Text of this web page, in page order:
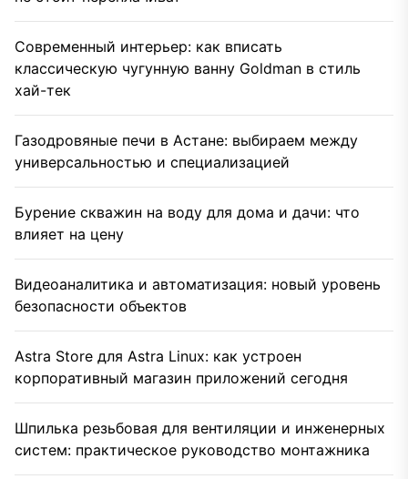
Современный интерьер: как вписать
классическую чугунную ванну Goldman в стиль
хай-тек
Газодровяные печи в Астане: выбираем между
универсальностью и специализацией
Бурение скважин на воду для дома и дачи: что
влияет на цену
Видеоаналитика и автоматизация: новый уровень
безопасности объектов
Astra Store для Astra Linux: как устроен
корпоративный магазин приложений сегодня
Шпилька резьбовая для вентиляции и инженерных
систем: практическое руководство монтажника